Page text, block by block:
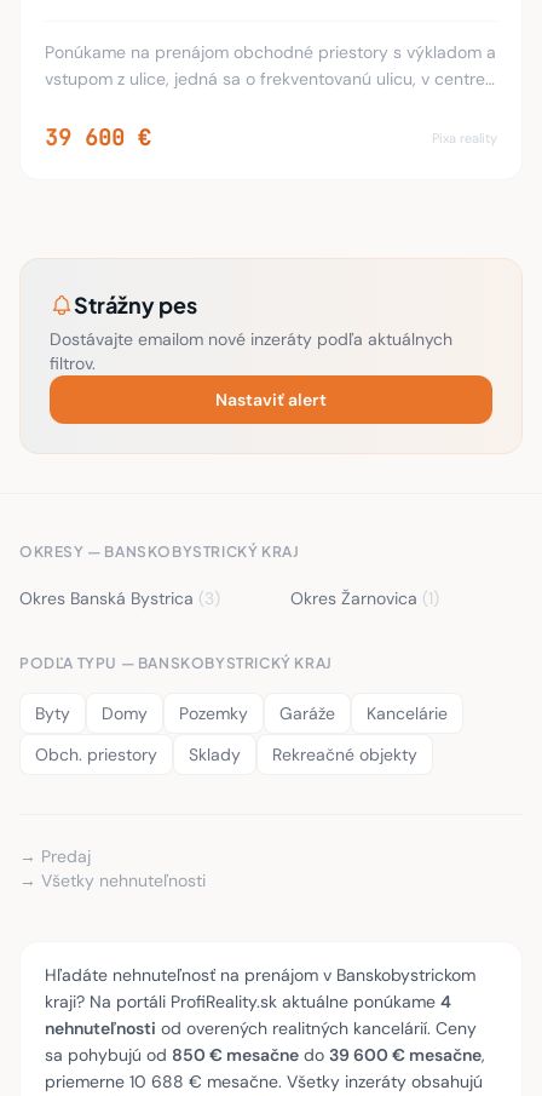
Ponúkame na prenájom obchodné priestory s výkladom a
vstupom z ulice, jedná sa o frekventovanú ulicu, v centre
Skladá sa z dvoch podlaží prízemie
39 600 € Pixa reality
Strážny pes
Dostávajte emailom nové inzeráty podľa aktuálnych
filtrov.
Nastaviť alert
OKRESY — BANSKOBYSTRICKÝ KRAJ
Okres Banská Bystrica (3) Okres Žarnovica (1)
PODĽA TYPU — BANSKOBYSTRICKÝ KRAJ
Byty Domy Pozemky Garáže
Kancelárie
Obch. priestory
Sklady Rekreačné objekty
→ Predaj
→ Všetky nehnuteľnosti
Hľadáte nehnuteľnosť na prenájom v Banskobystrickom
kraji? Na portáli ProfiReality.sk aktuálne ponúkame 4
nehnuteľnosti od overených realitných kancelárií. Ceny
sa pohybujú od 850 € mesačne do 39 600 € mesačne,
priemerne 10 688 € mesačne. Všetky inzeráty obsahujú